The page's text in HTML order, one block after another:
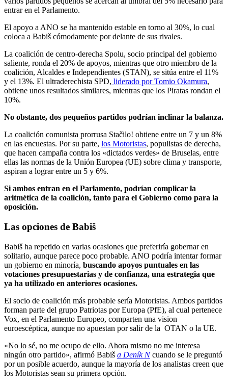
entrar en el Parlamento.
El apoyo a ANO se ha mantenido estable en torno al 30%, lo cual
coloca a Babiš cómodamente por delante de sus rivales.
La coalición de centro-derecha Spolu, socio principal del gobierno
saliente, ronda el 20% de apoyos, mientras que otro miembro de la
coalición, Alcaldes e Independientes (STAN), se sitúa entre el 11%
y el 13%. El ultraderechista SPD, liderado por Tomio Okamura,
obtiene unos resultados similares, mientras que los Piratas rondan el
10%.
No obstante, dos pequeños partidos podrían inclinar la balanza.
La coalición comunista prorrusa Stačilo! obtiene entre un 7 y un 8%
en las encuestas. Por su parte, los Motoristas, populistas de derecha,
que hacen campaña contra los «dictados verdes» de Bruselas, entre
ellas las normas de la Unión Europea (UE) sobre clima y transporte,
aspiran a lograr entre un 5 y 6%.
Si ambos entran en el Parlamento, podrían complicar la
aritmética de la coalición, tanto para el Gobierno como para la
oposición.
Las opciones de Babiš
Babiš ha repetido en varias ocasiones que preferiría gobernar en
solitario, aunque parece poco probable. ANO podría intentar formar
un gobierno en minoría, buscando apoyos puntuales en las
votaciones presupuestarias y de confianza, una estrategia que
ya ha utilizado en anteriores ocasiones.
El socio de coalición más probable sería Motoristas. Ambos partidos
forman parte del grupo Patriotas por Europa (PfE), al cual pertenece
Vox, en el Parlamento Europeo, comparten una vision
euroescéptica, aunque no apuestan por salir de la OTAN o la UE.
«No lo sé, no me ocupo de ello. Ahora mismo no me interesa
ningún otro partido», afirmó Babiš a Deník Ncuando se le preguntó
por un posible acuerdo, aunque la mayoría de los analistas creen que
los Motoristas sean su primera opción.